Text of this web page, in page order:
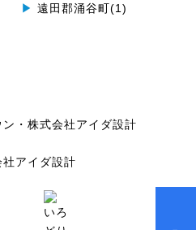
▶ 遠田郡涌谷町(1)